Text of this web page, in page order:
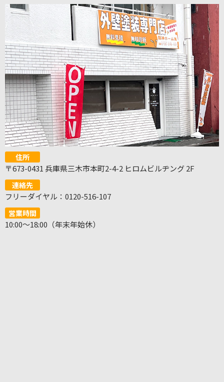
住所
〒673-0431 兵庫県三木市本町2-4-2 ヒロムビルヂング 2F
連絡先
フリーダイヤル：0120-516-107
営業時間
10:00～18:00（年末年始休）